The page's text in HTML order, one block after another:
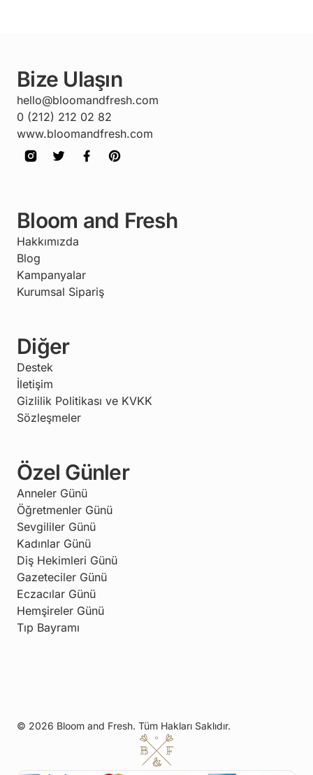
Bize Ulaşın
hello@bloomandfresh.com
0 (212) 212 02 82
www.bloomandfresh.com
Bloom and Fresh
Hakkımızda
Blog
Kampanyalar
Kurumsal Sipariş
Diğer
Destek
İletişim
Gizlilik Politikası ve KVKK
Sözleşmeler
Özel Günler
Anneler Günü
Öğretmenler Günü
Sevgililer Günü
Kadınlar Günü
Diş Hekimleri Günü
Gazeteciler Günü
Eczacılar Günü
Hemşireler Günü
Tıp Bayramı
© 2026 Bloom and Fresh. Tüm Hakları Saklıdır.